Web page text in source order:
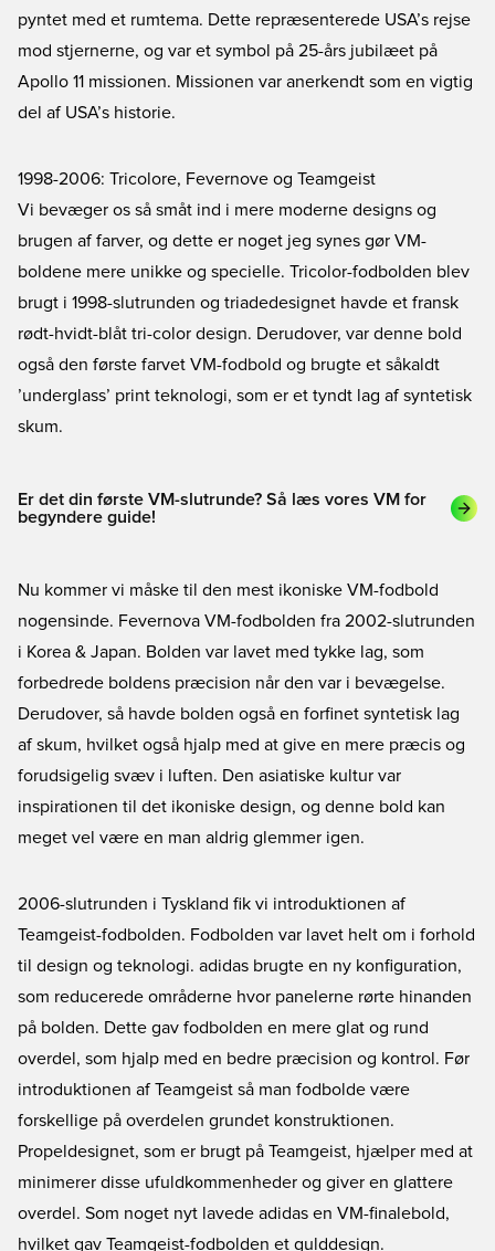
pyntet med et rumtema. Dette repræsenterede USA’s rejse
mod stjernerne, og var et symbol på 25-års jubilæet på
Apollo 11 missionen. Missionen var anerkendt som en vigtig
del af USA’s historie.
1998-2006: Tricolore, Fevernove og Teamgeist
Vi bevæger os så småt ind i mere moderne designs og
brugen af farver, og dette er noget jeg synes gør VM-
boldene mere unikke og specielle. Tricolor-fodbolden blev
brugt i 1998-slutrunden og triadedesignet havde et fransk
rødt-hvidt-blåt tri-color design. Derudover, var denne bold
også den første farvet VM-fodbold og brugte et såkaldt
’underglass’ print teknologi, som er et tyndt lag af syntetisk
skum.
Er det din første VM-slutrunde? Så læs vores VM for
begyndere guide!
Nu kommer vi måske til den mest ikoniske VM-fodbold
nogensinde. Fevernova VM-fodbolden fra 2002-slutrunden
i Korea & Japan. Bolden var lavet med tykke lag, som
forbedrede boldens præcision når den var i bevægelse.
Derudover, så havde bolden også en forfinet syntetisk lag
af skum, hvilket også hjalp med at give en mere præcis og
forudsigelig svæv i luften. Den asiatiske kultur var
inspirationen til det ikoniske design, og denne bold kan
meget vel være en man aldrig glemmer igen.
2006-slutrunden i Tyskland fik vi introduktionen af
Teamgeist-fodbolden. Fodbolden var lavet helt om i forhold
til design og teknologi. adidas brugte en ny konfiguration,
som reducerede områderne hvor panelerne rørte hinanden
på bolden. Dette gav fodbolden en mere glat og rund
overdel, som hjalp med en bedre præcision og kontrol. Før
introduktionen af Teamgeist så man fodbolde være
forskellige på overdelen grundet konstruktionen.
Propeldesignet, som er brugt på Teamgeist, hjælper med at
minimerer disse ufuldkommenheder og giver en glattere
overdel. Som noget nyt lavede adidas en VM-finalebold,
hvilket gav Teamgeist-fodbolden et gulddesign.